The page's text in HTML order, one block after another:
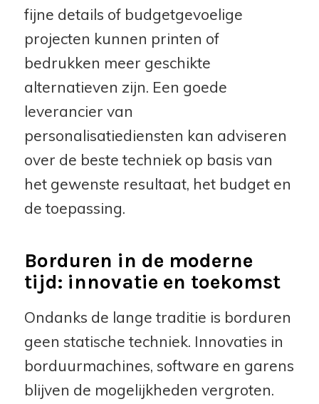
fijne details of budgetgevoelige
projecten kunnen printen of
bedrukken meer geschikte
alternatieven zijn. Een goede
leverancier van
personalisatiediensten kan adviseren
over de beste techniek op basis van
het gewenste resultaat, het budget en
de toepassing.
Borduren in de moderne
tijd: innovatie en toekomst
Ondanks de lange traditie is borduren
geen statische techniek. Innovaties in
borduurmachines, software en garens
blijven de mogelijkheden vergroten.